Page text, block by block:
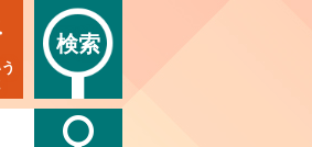
検索